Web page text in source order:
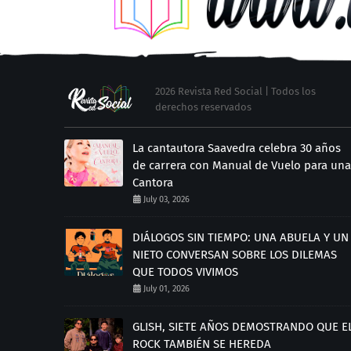
2026 Revista Red Social | Todos los
derechos reservados
La cantautora Saavedra celebra 30 años
de carrera con Manual de Vuelo para una
Cantora
July 03, 2026
DIÁLOGOS SIN TIEMPO: UNA ABUELA Y UN
NIETO CONVERSAN SOBRE LOS DILEMAS
QUE TODOS VIVIMOS
July 01, 2026
GLISH, SIETE AÑOS DEMOSTRANDO QUE
ROCK TAMBIÉN SE HEREDA